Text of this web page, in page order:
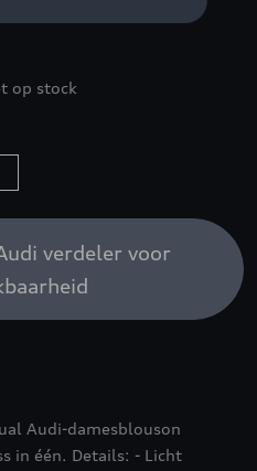
op stock
verdeler voor
Audi-damesblouson
in één. Details: - Licht